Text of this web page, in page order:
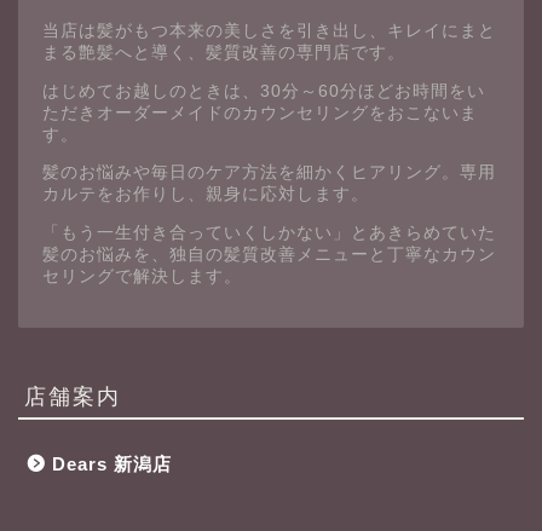
当店は髪がもつ本来の美しさを引き出し、キレイにまと
まる艶髪へと導く、髪質改善の専門店です。
はじめてお越しのときは、30分～60分ほどお時間をい
ただきオーダーメイドのカウンセリングをおこないま
す。
髪のお悩みや毎日のケア方法を細かくヒアリング。専用
カルテをお作りし、親身に応対します。
「もう一生付き合っていくしかない」とあきらめていた
髪のお悩みを、独自の髪質改善メニューと丁寧なカウン
セリングで解決します。
店舗案内
Dears 新潟店